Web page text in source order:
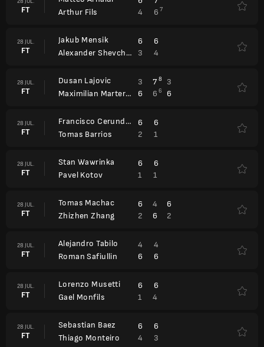
FT
Arthur Fils
4 6 7
28 JUL.
FT
Jakub Mensik
Alexander Shevchenko
6
6
3
4
28 JUL.
FT
Dusan Lajovic
Maximilian Marterer
3 7 8
3
6
6 6 6
28 JUL.
FT
Francisco Cerundolo
Tomas Barrios
6
6
2
1
28 JUL.
FT
Stan Wawrinka
Pavel Kotov
6
6
1
1
28 JUL.
FT
Tomas Machac
Zhizhen Zhang
6 4
6
2
6 2
28 JUL.
FT
Alejandro Tabilo
Roman Safiullin
4
4
6
6
28 JUL.
FT
Lorenzo Musetti
Gael Monfils
6
6
1
4
28 JUL.
FT
Sebastian Baez
Thiago Monteiro
6
6
4
3